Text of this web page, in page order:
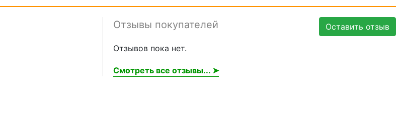
Оставить отзыв
Отзывы покупателей
Отзывов пока нет.
Смотреть все отзывы... ➤